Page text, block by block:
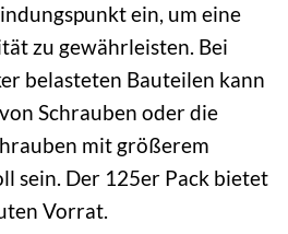
ein, um eine
zu gewährleisten. Bei
belasteten Bauteilen kann
Schrauben oder die
mit größerem
sein. Der 125er Pack bietet
Vorrat.